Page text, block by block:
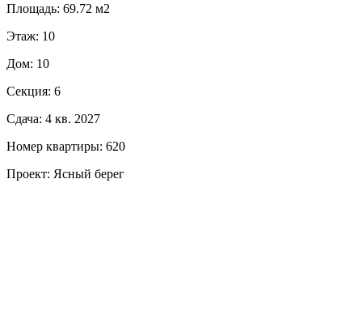
Площадь: 69.72 м2
Этаж: 10
Дом: 10
Секция: 6
Сдача: 4 кв. 2027
Номер квартиры: 620
Проект: Ясный берег